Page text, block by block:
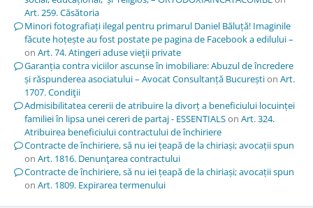
Art. 259. Căsătoria
Minori fotografiați ilegal pentru primarul Daniel Băluță! Imaginile
făcute hoțește au fost postate pe pagina de Facebook a edilului –
on Art. 74. Atingeri aduse vieţii private
Garanția contra viciilor ascunse în imobiliare: Abuzul de încredere
și răspunderea asociatului – Avocat Consultanță Bucureștion Art.
1707. Condiţii
Admisibilitatea cererii de atribuire la divorț a beneficiului locuinței
familiei în lipsa unei cereri de partaj - ESSENTIALSon Art. 324.
Atribuirea beneficiului contractului de închiriere
Contracte de închiriere, să nu iei țeapă de la chiriași; avocații spun
on Art. 1816. Denunţarea contractului
Contracte de închiriere, să nu iei țeapă de la chiriași; avocații spun
on Art. 1809. Expirarea termenului